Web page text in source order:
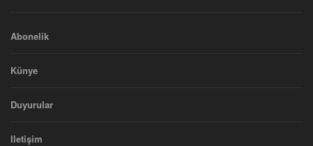
Abonelik
Künye
Duyurular
Iletişim